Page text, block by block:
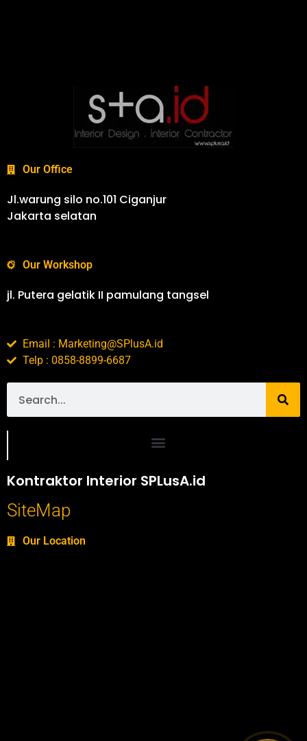
Our Office
Jl.warung silo no.101 Ciganjur
Jakarta selatan
Our Workshop
jl. Putera gelatik II pamulang tangsel
Email : Marketing@SPlusA.id
Telp : 0858-8899-6687
Kontraktor Interior SPLusA.id
SiteMap
Our Location